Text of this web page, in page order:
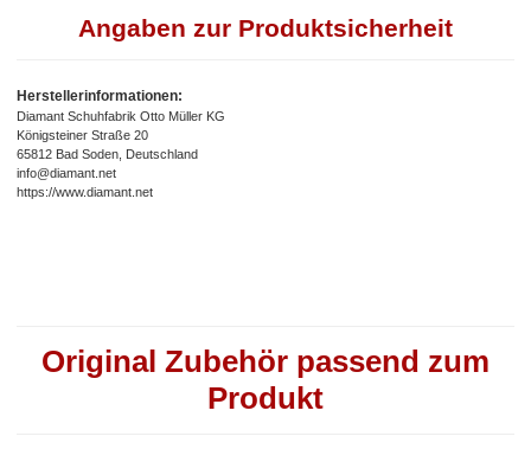
Angaben zur Produktsicherheit
Herstellerinformationen:
Diamant Schuhfabrik Otto Müller KG
Königsteiner Straße 20
65812 Bad Soden, Deutschland
info@diamant.net
https://www.diamant.net
Original Zubehör passend zum
Produkt